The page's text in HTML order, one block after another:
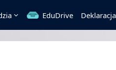
EduDrive